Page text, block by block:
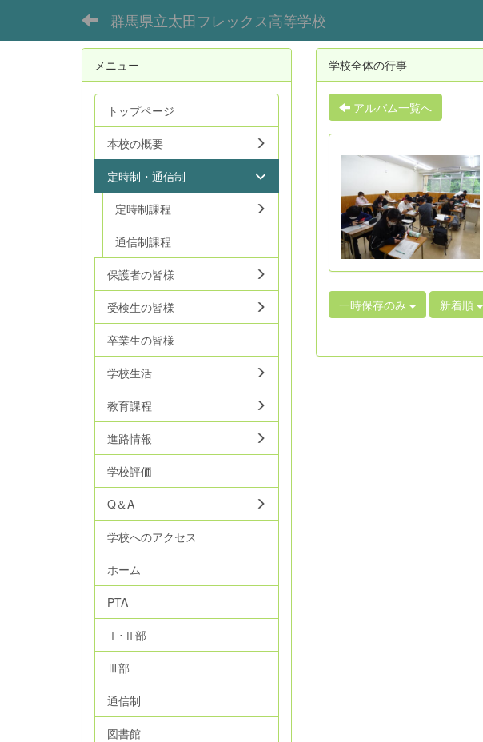
群馬県立太田フレックス高等学校
学校全体の行事
アルバム一覧へ
一時保存のみ 新着順
メニュー
トップページ
本校の概要
定時制・通信制
定時制課程
通信制課程
保護者の皆様
受検生の皆様
卒業生の皆様
学校生活
教育課程
進路情報
学校評価
Q＆A
学校へのアクセス
ホーム
PTA
Ⅰ･Ⅱ部
Ⅲ部
通信制
図書館